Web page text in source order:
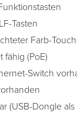
Tasten
Farb-
fähig (PoE)
Switch
(USB-Dongle